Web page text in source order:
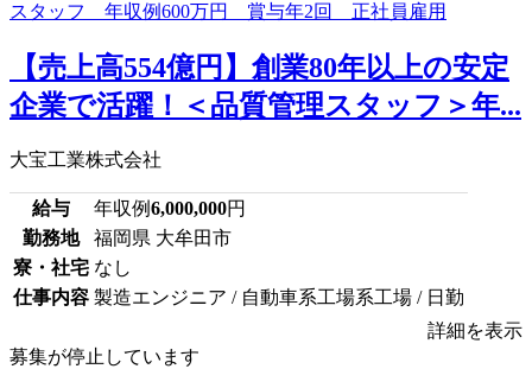
【売上高554億円】創業80年以上の安定
企業で活躍！＜品質管理スタッフ＞年...
大宝工業株式会社
給与 年収例6,000,000円
勤務地
福岡県 大牟田市
寮・社宅 なし
仕事内容 製造エンジニア / 自動車系工場系工場 / 日勤
詳細を表示
募集が停止しています